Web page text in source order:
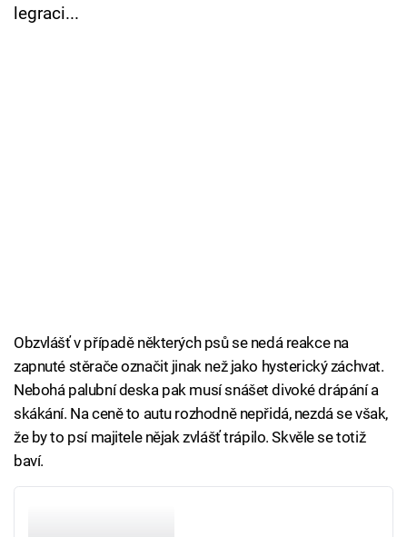
Sledujte nás
legraci...
Obzvlášť v případě některých psů se nedá reakce na
zapnuté stěrače označit jinak než jako hysterický záchvat.
Nebohá palubní deska pak musí snášet divoké drápání a
skákání. Na ceně to autu rozhodně nepřidá, nezdá se však,
že by to psí majitele nějak zvlášť trápilo. Skvěle se totiž
baví.